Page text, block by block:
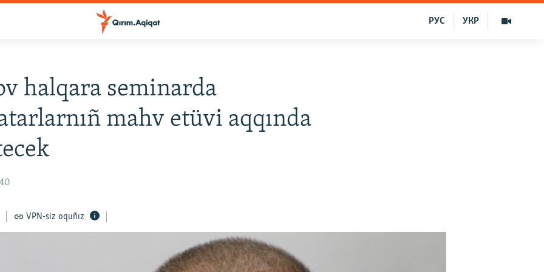
УКР
РУС
halqara seminarda
mahv etüvi aqqında
VPN-siz oquñız